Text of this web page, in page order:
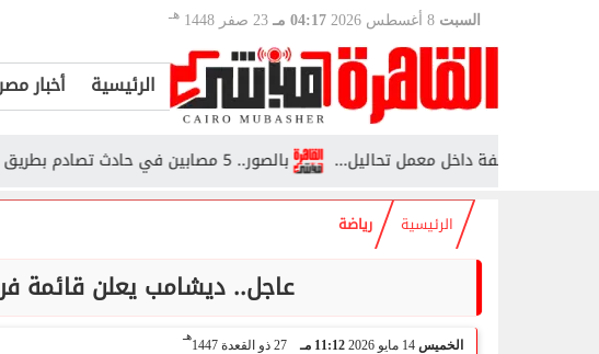
السبت 04:17 مـ 23 صفر 1448 هـ
الرئيسية أخبار
بالصور.. 5 مصابين في حادث تصادم بطريق العلمين وادي النطرون موظفة داخل معمل تحاليل...
الرئيسية رياضة
عاجل.. ديشامب يعلن قائمة
الخميس 14 مايو 2026 11:12 مـ 27 ذو القعدة 1447
هـ